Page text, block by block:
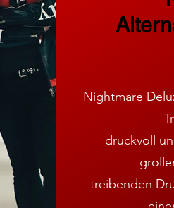
Nightmare
druckvoll
treibenden